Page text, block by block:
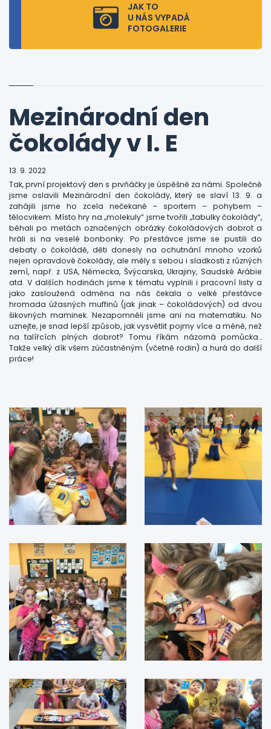
JAK TO
U NÁS VYPADÁ
FOTOGALERIE
Mezinárodní den
čokolády v I. E
13. 9. 2022
Tak, první projektový den s prvňáčky je úspěšně za námi. Společně
jsme oslavili Mezinárodní den čokolády, který se slaví 13. 9. a
zahájili jsme ho zcela nečekaně – sportem – pohybem –
tělocvikem. Místo hry na „molekuly“ jsme tvořili „tabulky čokolády“,
běhali po metách označených obrázky čokoládových dobrot a
hráli si na veselé bonbonky. Po přestávce jsme se pustili do
debaty o čokoládě, děti donesly na ochutnání mnoho vzorků
nejen opravdové čokolády, ale měly s sebou i sladkosti z různých
zemí, např. z USA, Německa, Švýcarska, Ukrajiny, Saudské Arábie
atd. V dalších hodinách jsme k tématu vyplnili i pracovní listy a
jako zasloužená odměna na nás čekala o velké přestávce
hromada úžasných muffinů (jak jinak – čokoládových) od dvou
šikovných maminek. Nezapomněli jsme ani na matematiku. No
uznejte, je snad lepší způsob, jak vysvětlit pojmy více a méně, než
na talířcích plných dobrot? Tomu říkám názorná pomůcka…
Takže velký dík všem zúčastněným (včetně rodin) a hurá do další
práce!